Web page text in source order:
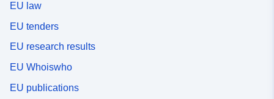
EU law
EU tenders
EU research results
EU Whoiswho
EU publications